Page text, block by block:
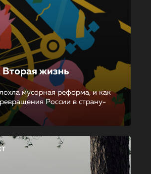
жизнь
мусорная реформа, и как
России в страну-